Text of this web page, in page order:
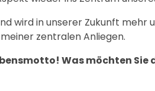
wird in unserer Zukunft mehr
zentralen Anliegen.
Was möchten